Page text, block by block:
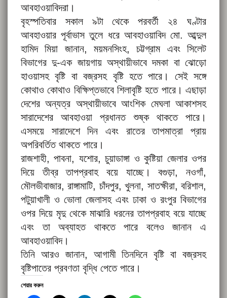
আবহাওয়াবিদরা।
বৃহস্পতিবার সকাল ৯টা থেকে পরবর্তী ২৪ ঘণ্টার
আবহাওয়ার পূর্বাভাস তুলে ধরে আবহাওয়াবিদ মো. আব্দুল
হামিদ মিয়া জানান, ময়মনসিংহ, চট্টগ্রাম এবং সিলেট
বিভাগের দু-এক জায়গায় অস্থায়ীভাবে দমকা বা ঝোড়ো
হাওয়াসহ বৃষ্টি বা বজ্রসহ বৃষ্টি হতে পারে। সেই সঙ্গে
কোথাও কোথাও বিক্ষিপ্তভাবে শিলাবৃষ্টি হতে পারে। এছাড়া
দেশের অন্যত্র অস্থায়ীভাবে আংশিক মেঘলা আকাশসহ
সারাদেশের আবহাওয়া প্রধানত শুষ্ক থাকতে পারে।
এসময়ে সারাদেশে দিন এবং রাতের তাপমাত্রা প্রায়
অপরিবর্তিত থাকতে পারে।
রাজশাহী, পাবনা, যশোর, চুয়াডাঙ্গা ও কুষ্টিয়া জেলার ওপর
দিয়ে তীব্র তাপপ্রবাহ বয়ে যাচ্ছে। বগুড়া, নওগাঁ,
মৌলভীবাজার, রাঙ্গামাটি, চাঁদপুর, খুলনা, সাতক্ষীরা, বরিশাল,
পটুয়াখালী ও ভোলা জেলাসহ এবং ঢাকা ও রংপুর বিভাগের
ওপর দিয়ে মৃদু থেকে মাঝারি ধরনের তাপপ্রবাহ বয়ে যাচ্ছে
এবং তা অব্যাহত থাকতে পারে বলেও জানান এ
আবহাওয়াবিদ।
তিনি আরও জানান, আগামী তিনদিনে বৃষ্টি বা বজ্রসহ
বৃষ্টিপাতের প্রবণতা বৃদ্ধি পেতে পারে।
শেয়ার করুন